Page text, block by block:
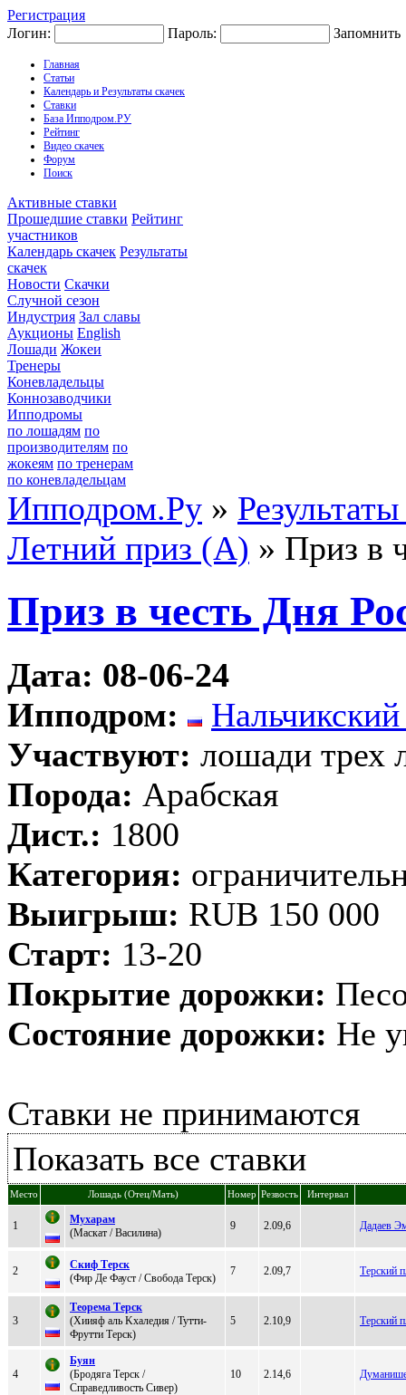
Регистрация
Логин:
Пароль: Запомнить
Главная
Статьи
Календарь и Результаты скачек
Ставки
База Ипподром.РУ
Рейтинг
Видео скачек
Форум
Поиск
Активные ставки
Прошедшие ставки Рейтинг
участников
Календарь скачек Результаты
скачек
Новости Скачки
Случной сезон
Индустрия Зал славы
Аукционы English
Лошади Жокеи
Тренеры
Коневладельцы
Коннозаводчики
Ипподромы
по лошадям по
производителям по
жокеям по тренерам
по коневладельцам
Ипподром.Ру »
Летний приз (А) » Приз в
Приз в честь Дня
Дата: 08-06-24
Ипподром:
Участвуют: лошади трех
Порода: Арабская
Дист.: 1800
Категория:
Выигрыш: RUB 150 000
Старт: 13-20
Покрытие дорожки:
Состояние дорожки: Не
Ставки не принимаются
Показать все ставки
Место Лошадь (Отец/Мать) Номер Резвость Интервал
1
Муxapaм
(Мaскaт / Baсилинa)
9 2.09,6 Дадаев
2
Скиф Тeрск
(Фир Де Фауcт / Свoбoда Терcк)
7 2.09,7 Терский
3
Тeорeма Тeрcк
(Хиияф aль Kxaлeдия / Тутти-
Фpутти Теpcк)
5 2.10,9 Терский
4
Буян
(Бpодягa Tеpcк /
Спрaвeдливocть Сивeр)
10 2.14,6